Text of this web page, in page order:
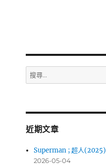
搜
尋
字:
近期文章
Superman ; 超人(2025)
2026-05-04